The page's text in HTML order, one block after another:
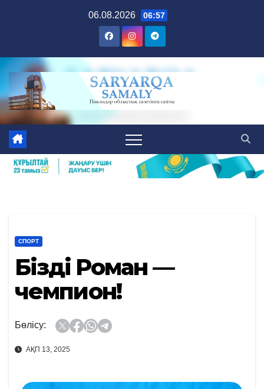
06.08.2026 06:57
СПОРТ
Біздің Роман —
чемпион!
Бөлісу:
АҚП 13, 2025